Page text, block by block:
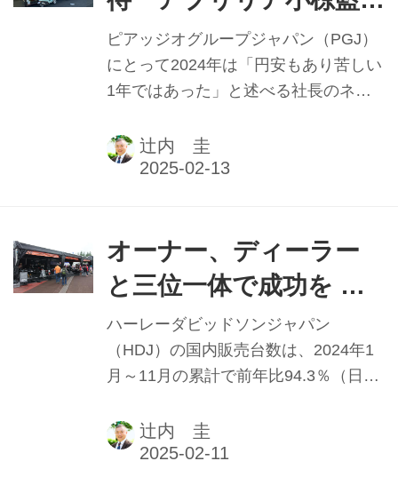
目度活かす ピアッジオ
グループジャパン ネ
リ・ミクラウス社長
【2024年実績と2025年
抱負】
ピアッジオグループジャパン（PGJ）
にとって2024年は「円安もあり苦しい
1年ではあった」と述べる社長のネ
も「我々の目標は達成できた」と振り
返る。同社が持つ3銘柄の概況と展望
のです。
辻内 圭
オーナー、ディーラー
と三位一体で成功を ハ
ーレーダビッドソンジ
ャパン 【2024年実績と
2025年抱負】
ハーレーダビッドソンジャパン
（HDJ）の国内販売台数は、2024年1
月～11月の累計で前年比94.3％（日本
は未確定だが、依然輸入車シェアトッ
プの座にある。先ごろ退任が発表され
辻内 圭